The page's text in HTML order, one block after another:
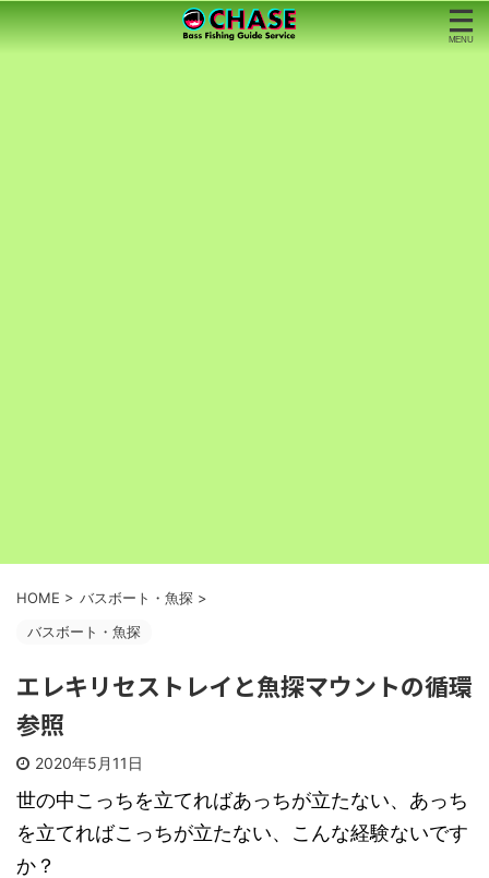
HOME > バスボート・魚探 >
バスボート・魚探
エレキリセストレイと魚探マウントの循環
参照
2020年5月11日
世の中こっちを立てればあっちが立たない、あっち
を立てればこっちが立たない、こんな経験ないです
か？